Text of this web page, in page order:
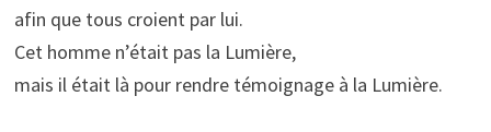
afin que tous croient par lui.
Cet homme n’était pas la Lumière,
mais il était là pour rendre témoignage à la Lumière.